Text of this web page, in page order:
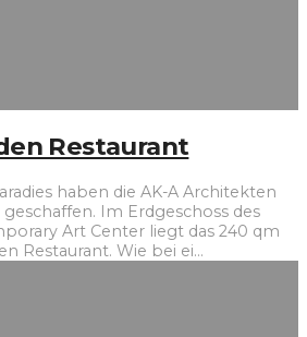
Restaurant
haben die AK-A Architekten
Im Erdgeschoss des
Art Center liegt das 240 qm
Restaurant. Wie bei ei...